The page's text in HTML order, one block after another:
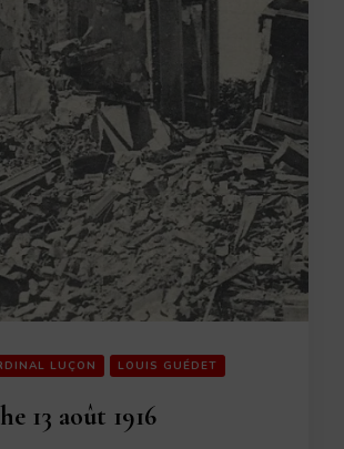
LUÇON LOUIS GUÉDET
13 août 1916